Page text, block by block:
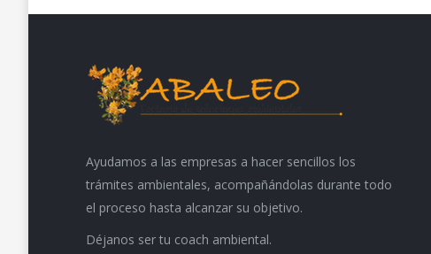
Ayudamos a las empresas a hacer sencillos los
trámites ambientales, acompañándolas durante todo
el proceso hasta alcanzar su objetivo.
Déjanos ser tu coach ambiental.